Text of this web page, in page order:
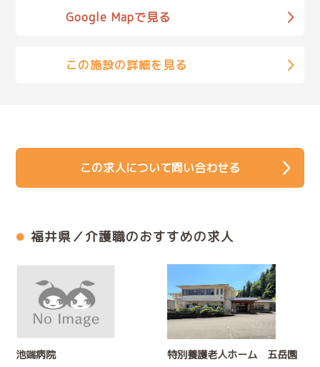
Google Mapで見る
この施設の詳細を見る
この求人について問い合わせる
福井県／介護職のおすすめの求人
池端病院 特別養護老人ホーム 五岳園